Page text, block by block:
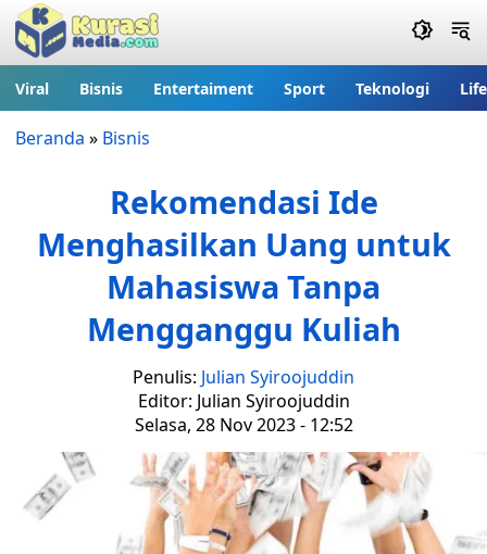
Viral Bisnis Entertaiment Sport Teknologi
Beranda » Bisnis
Rekomendasi Ide
Menghasilkan Uang untuk
Mahasiswa Tanpa
Mengganggu Kuliah
Penulis: Julian Syiroojuddin
Editor: Julian Syiroojuddin
Selasa, 28 Nov 2023 - 12:52